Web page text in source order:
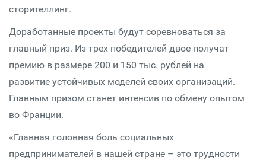
сторителлинг.
Доработанные проекты будут соревноваться за
главный приз. Из трех победителей двое получат
премию в размере 200 и 150 тыс. рублей на
развитие устойчивых моделей своих организаций.
Главным призом станет интенсив по обмену опытом
во Франции.
«Главная головная боль социальных
предпринимателей в нашей стране – это трудности